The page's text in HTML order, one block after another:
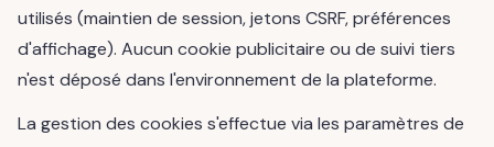
utilisés (maintien de session, jetons CSRF, préférences
d'affichage). Aucun cookie publicitaire ou de suivi tiers
n'est déposé dans l'environnement de la plateforme.
La gestion des cookies s'effectue via les paramètres de